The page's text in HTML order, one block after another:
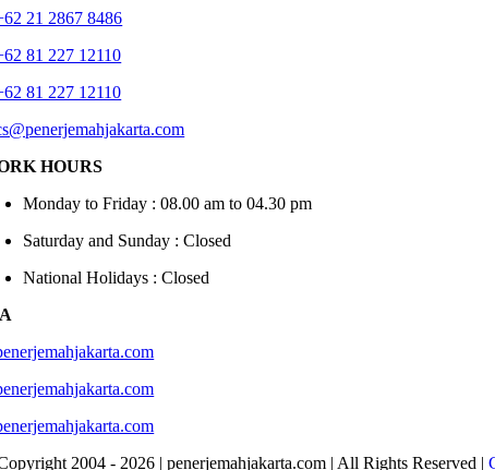
21 2867 8486
81 227 12110
81 227 12110
HOURS
Monday to Friday : 08.00 am to 04.30 pm
Saturday and Sunday : Closed
National Holidays : Closed
2004 - 2026 | penerjemahjakarta.com | All Rights Reserved |